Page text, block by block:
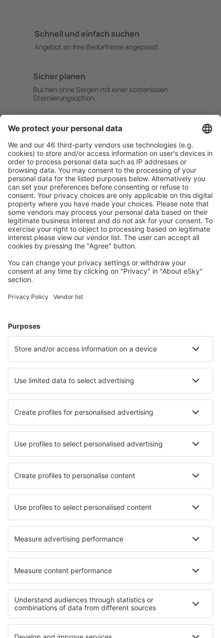
Schnell und einfach suchen
Angebot an Ihre Bedürfnisse angepasst.
Sicher planen
Buchen ohne Sorgen mit einer kostenlosen
Stornierungsoption.
Attraktive Preise und Spezialangebote für eingeloggte
Benutzer.
Unterkünfte, die Sie mögen
Wählen Sie aus über 1,3 Millionen Unterkünften: Hotels,
Hütten, Apartments und andere.
Meist gesuchte Unterkünfte von eSky Nutzern
Unterkünfte in Spanien - Beliebte Städte
Unterkunft in Mijas Unterkunft in Madrid
Unterkunft in Benissa Unterkunft in Conil de la Frontera
Die besten Unterkünfte - Städte
Unterkunft in Amirim Unterkunft in Saint-André
Unterkunft in Lumiar Unterkunft in Grado
Unterkunft in Follo Unterkunft in Saint-Poncy
Die besten Unterkünfte - Regionen
Unterkunft in Principality of Asturias
Unterkunft auf den Kanarischen Inseln
Unterkunft auf Teneriffa Unterkunft in Andalusia
Unterkunft auf den Malediven Unterkunft in Kreis Bihor
Unterkunft in Magdalena Unterkunft in Val Thorens